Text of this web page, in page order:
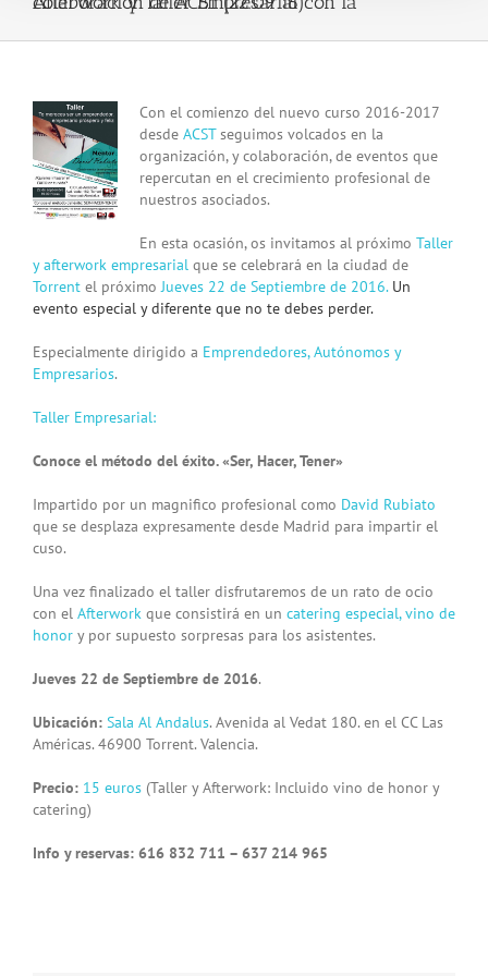
View
Larger
Image
Con el comienzo del nuevo curso 2016-2017
desde ACSTseguimos volcados en la
organización, y colaboración, de eventos que
repercutan en el crecimiento profesional de
nuestros asociados.
En esta ocasión, os invitamos al próximo Taller
y afterwork empresarial que se celebrará en la ciudad de
Torrent el próximo Jueves 22 de Septiembre de 2016. Un
evento especial y diferente que no te debes perder.
Especialmente dirigido a Emprendedores, Autónomos y
Empresarios.
Taller Empresarial:
Conoce el método del éxito. «Ser, Hacer, Tener»
Impartido por un magnifico profesional como David Rubiato
que se desplaza expresamente desde Madrid para impartir el
cuso.
Una vez finalizado el taller disfrutaremos de un rato de ocio
con el Afterwork que consistirá en un catering especial, vino de
honor y por supuesto sorpresas para los asistentes.
Jueves 22 de Septiembre de 2016.
Ubicación: Sala Al Andalus. Avenida al Vedat 180. en el CC Las
Américas. 46900 Torrent. Valencia.
Precio: 15 euros (Taller y Afterwork: Incluido vino de honor y
catering)
Info y reservas: 616 832 711 – 637 214 965